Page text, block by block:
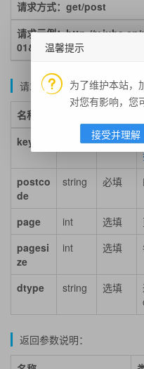
请求方式：get/post
请求示例：http://
01&key=申请的KEY
请求参数说明：
名称
key
string 必填
postco
de
string 必填
page int 选填
pagesi
ze
int 选填
dtype string 选填
返回参数说明：
温馨提示
为了维护本站，
对您有影响，您
接受并理解